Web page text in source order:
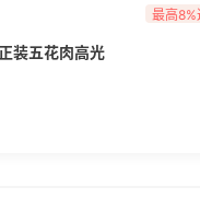
最高8%
装五花肉高光